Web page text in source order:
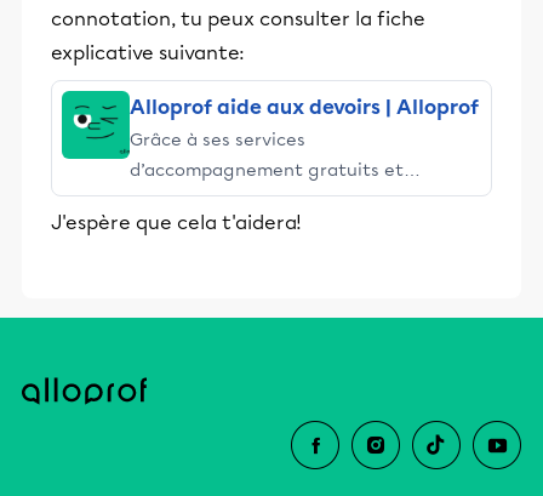
connotation, tu peux consulter la fiche
explicative suivante:
Alloprof aide aux devoirs | Alloprof
Grâce à ses services
d’accompagnement gratuits et
stimulants, Alloprof engage les élèves
et leurs parents dans la réussite
J'espère que cela t'aidera!